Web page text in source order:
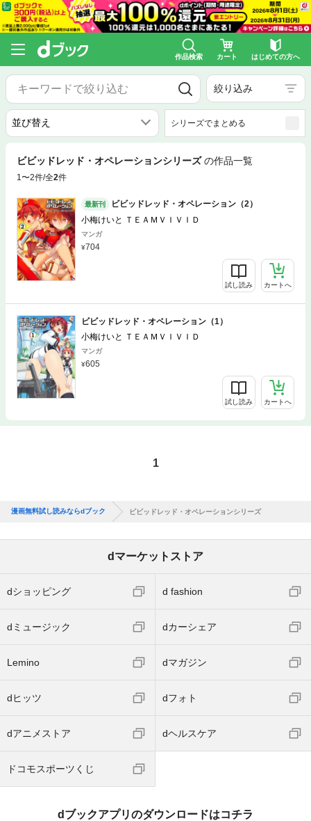
作品検索 カート はじめての方へ
絞り込み
シリーズでまとめる
ビビッドレッド・オペレーションシリーズ の作品一覧
1〜2件/全2件
最新刊
ビビッドレッド・オペレーション（2）
小梅けいと ＴＥＡＭＶＩＶＩＤ
マンガ
704
試し読み カートへ
ビビッドレッド・オペレーション（1）
小梅けいと ＴＥＡＭＶＩＶＩＤ
マンガ
605
試し読み カートへ
1
漫画無料試し読みならdブック ビビッドレッド・オペレーションシリーズ
dマーケットストア
dショッピング d fashion
dミュージック dカーシェア
Lemino dマガジン
dヒッツ dフォト
dアニメストア dヘルスケア
ドコモスポーツくじ
dブックアプリのダウンロードはコチラ